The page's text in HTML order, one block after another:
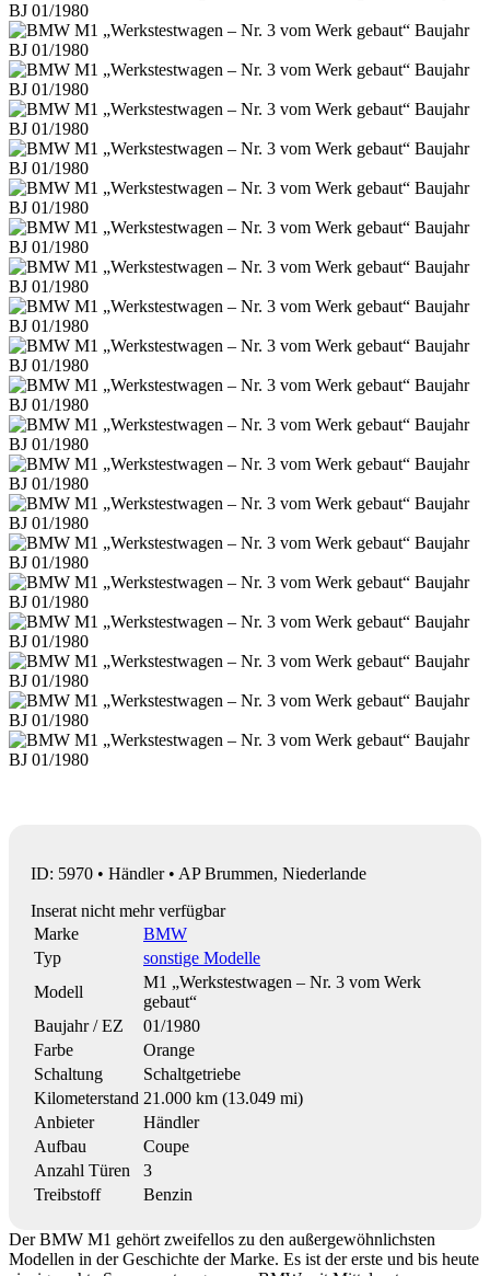
ID: 5970 • Händler • AP Brummen, Niederlande
Inserat nicht mehr verfügbar
Marke
BMW
Typ
sonstige Modelle
Modell
M1 „Werkstestwagen – Nr. 3 vom Werk
gebaut“
Baujahr / EZ
01/1980
Farbe
Orange
Schaltung
Schaltgetriebe
Kilometerstand 21.000 km (13.049 mi)
Anbieter
Händler
Aufbau
Coupe
Anzahl Türen
3
Treibstoff
Benzin
Der BMW M1 gehört zweifellos zu den außergewöhnlichsten
Modellen in der Geschichte der Marke. Es ist der erste und bis heute